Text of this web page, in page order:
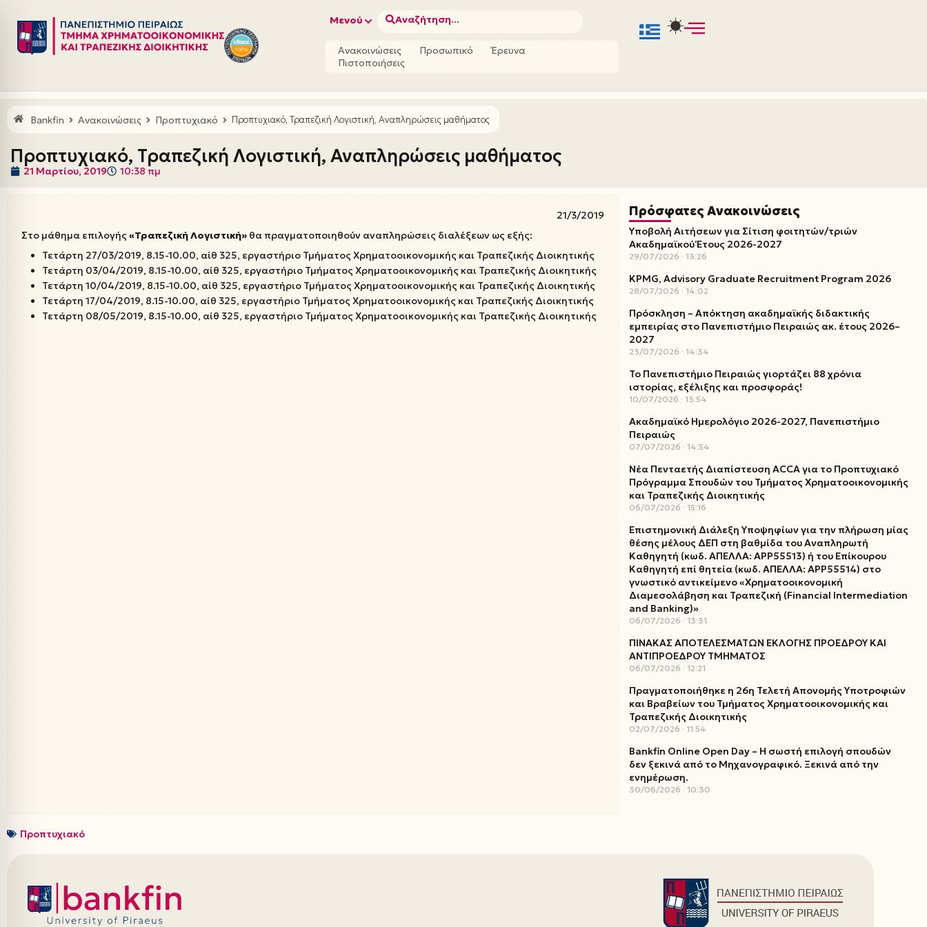
Μεταπηδήστε
στο
Μενού Αναζήτηση...
Ανακοινώσεις Προσωπικό
Έρευνα
Πιστοποιήσεις
Bankfin Ανακοινώσεις Προπτυχιακό Προπτυχιακό, Τραπεζική Λογιστική, Αναπληρώσεις μαθήματος
Προπτυχιακό, Τραπεζική Λογιστική, Αναπληρώσεις μαθήματος
21 Μαρτίου, 2019 10:38 πμ
21/3/2019
Στο μάθημα επιλογής«Τραπεζική Λογιστική» θα πραγματοποιηθούν αναπληρώσεις διαλέξεων ως εξής:
Τετάρτη 27/03/2019, 8.15-10.00, αίθ 325, εργαστήριο Τμήματος Χρηματοοικονομικής και Τραπεζικής Διοικητικής
Τετάρτη 03/04/2019, 8.15-10.00, αίθ 325, εργαστήριο Τμήματος Χρηματοοικονομικής και Τραπεζικής Διοικητικής
Τετάρτη 10/04/2019, 8.15-10.00, αίθ 325, εργαστήριο Τμήματος Χρηματοοικονομικής και Τραπεζικής Διοικητικής
Τετάρτη 17/04/2019, 8.15-10.00, αίθ 325, εργαστήριο Τμήματος Χρηματοοικονομικής και Τραπεζικής Διοικητικής
Τετάρτη 08/05/2019, 8.15-10.00, αίθ 325, εργαστήριο Τμήματος Χρηματοοικονομικής και Τραπεζικής Διοικητικής
Πρόσφατες Ανακοινώσεις
Υποβολή Αιτήσεων για Σίτιση φοιτητών/τριών
Ακαδημαϊκού Έτους 2026-2027
29/07/2026 13:26
KPMG, Advisory Graduate Recruitment Program 2026
28/07/2026 14:02
Πρόσκληση – Απόκτηση ακαδημαϊκής διδακτικής
εμπειρίας στο Πανεπιστήμιο Πειραιώς ακ. έτους 2026–
2027
23/07/2026 14:34
Το Πανεπιστήμιο Πειραιώς γιορτάζει 88 χρόνια
ιστορίας, εξέλιξης και προσφοράς!
10/07/2026 13:54
Ακαδημαϊκό Ημερολόγιο 2026-2027, Πανεπιστήμιο
Πειραιώς
07/07/2026 14:54
Νέα Πενταετής Διαπίστευση ACCA για το Προπτυχιακό
Πρόγραμμα Σπουδών του Τμήματος Χρηματοοικονομικής
και Τραπεζικής Διοικητικής
06/07/2026 15:16
Επιστημονική Διάλεξη Υποψηφίων για την πλήρωση μίας
θέσης μέλους ΔΕΠ στη βαθμίδα του Αναπληρωτή
Καθηγητή (κωδ. ΑΠΕΛΛΑ: ΑΡΡ55513) ή του Επίκουρου
Καθηγητή επί θητεία (κωδ. ΑΠΕΛΛΑ: ΑΡΡ55514) στο
γνωστικό αντικείμενο «Χρηματοοικονομική
Διαμεσολάβηση και Τραπεζική (Financial Intermediation
and Banking)»
06/07/2026 13:31
ΠΙΝΑΚΑΣ ΑΠΟΤΕΛΕΣΜΑΤΩΝ ΕΚΛΟΓΗΣ ΠΡΟΕΔΡΟΥ ΚΑΙ
ΑΝΤΙΠΡΟΕΔΡΟΥ ΤΜΗΜΑΤΟΣ
06/07/2026 12:21
Πραγματοποιήθηκε η 26η Τελετή Απονομής Υποτροφιών
και Βραβείων του Τμήματος Χρηματοοικονομικής και
Τραπεζικής Διοικητικής
02/07/2026 11:54
Bankfin Online Open Day – Η σωστή επιλογή σπουδών
δεν ξεκινά από το Μηχανογραφικό. Ξεκινά από την
ενημέρωση.
30/06/2026 10:30
Προπτυχιακό